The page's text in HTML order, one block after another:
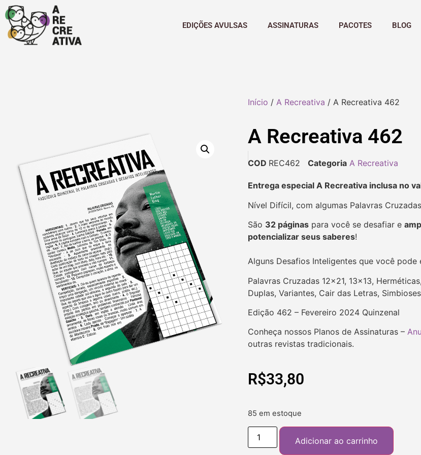
EDIÇÕES AVULSAS ASSINATURAS PACOTES BLOG
Início / A Recreativa / A Recreativa 462
A Recreativa 462
COD REC462 Categoria A Recreativa
Entrega especial A Recreativa inclusa no
Nível Difícil, com algumas Palavras
São 32 páginas para você se desafiar e
potencializar seus saberes!
Alguns Desafios Inteligentes que você pode
Palavras Cruzadas 12×21, 13×13,
Duplas, Variantes, Cair das Letras,
Edição 462 – Fevereiro 2024 Quinzenal
Conheça nossos Planos de Assinaturas –
outras revistas tradicionais.
R$33,80
85 em estoque
Adicionar ao carrinho